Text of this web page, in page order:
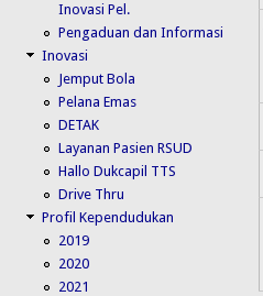
Inovasi Pel.
Pengaduan dan Informasi
Inovasi
Jemput Bola
Pelana Emas
DETAK
Layanan Pasien RSUD
Hallo Dukcapil TTS
Drive Thru
Profil Kependudukan
2019
2020
2021